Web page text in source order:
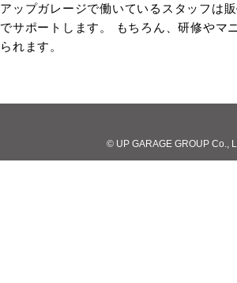
アップガレージで働いているスタッフは
でサポートします。 もちろん、研修やマ
られます。
© UP GARAGE GROUP Co.,